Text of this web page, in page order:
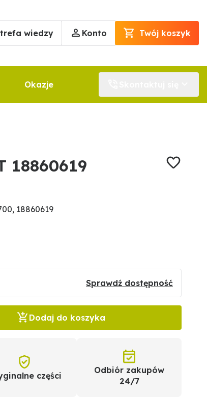
wiedzy Konto Twój koszyk
Okazje
18860619
18860619
Sprawdź dostępność
Dodaj do koszyka
części
Odbiór zakupów
24/7